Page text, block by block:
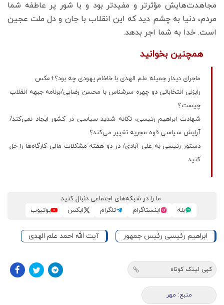
مجاهدت‌هایش مؤثرتر و مفیدتر بود و با شور پر عاطفه شما
مردم، دنیا به چشم دید که این انقلاب با جان و دل ملت عجین
است. خدا به شما اجر بدهد.
همچنین بخوانید
ماجرای دیدار جمیله علم الهدی با خاخام یهودی چه بود؟+عکس
رایزنی انتخاباتی دو چهره سرشناس با محسن رضایی/برنامه جبهه انقلاب
چیست؟
شهادت ابراهیم رئیسی، تکانه شدید سیاسی در کشور ایجاد نمی‌‌کند/
آرایش سیاسی قوه مجریه تغییر می‌کند؟
دستور رئیسی به علی آبادی/ در دو هفته مشکلات مالی کارگاه‌ها را حل
کنید
ما را در شبکه‌های اجتماعی دنبال کنید
بله
اینستاگرام تلگرام ایکس یوتیوب
ابراهیم رئیسی رئیس جمهور آیت الله احمد علم الهدی
کپی لینک کوتاه
منبع: مهر